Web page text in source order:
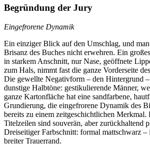
Begründung der Jury
Eingefrorene Dynamik
Ein einziger Blick auf den Umschlag, und
Brisanz des Buches nicht erwehren. Ein
in starkem Anschnitt, nur Nase, geöffnete
zum Hals, nimmt fast die ganze Vorderseite
Die gewellte Negativform – den Hintergrund
dunstige Halbtöne: gestikulierende Männer,
ganze Kartonfläche hat eine sandfarbene,
Grundierung, die eingefrorene Dynamik des
bereits zu einem zeitgeschichtlichen Merkmal.
Titelzeilen sind souverän, aber zurückhaltend
Dreiseitiger Farbschnitt: formal mattschwarz –
breiter Trauerrand.